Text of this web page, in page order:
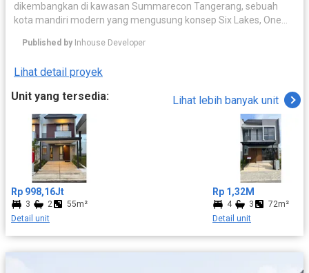
dikembangkan di kawasan Summarecon Tangerang, sebuah
kota mandiri modern yang mengusung konsep Six Lakes, One
You, Rona Homes dirancang sebagai rumah yang dapat
menjadi pilihan ideal bagi keluarga muda yang menginginkan
hunian fleksibel dengan nilai investasi yang terus meningkat.
Salah satu keunggulan utama Rona Homes adalah konsep
expandable house, yaitu rumah yang telah dipersiapkan agar
ruang belakang dapat dikembangkan menjadi ruang tambahan
sesuai kebutuhan di masa depan. Konsep ini memberikan
fleksibilitas bagi penghuni tanpa perlu berpindah rumah ketika
kebutuhan ruang semakin bertambah. Mengusung desain
Tropical Modern Facade, setiap unit menampilkan perpaduan
arsitektur modern dengan sentuhan material bernuansa kayu
yang memberikan kesan hangat, elegan, dan tetap relevan
kualitas bangunan yang baik, Rona Homes juga hadir dengan
harga yang kompetitif sehingga menjadi pilihan menarik bagi
Published by Inhouse Developer
Lihat detail proyek
Unit yang tersedia:
Lihat lebih banyak unit
Rp 998,16Jt
3 2
55m²
Detail unit
Rp 1,32M
4 3
72m²
Detail unit